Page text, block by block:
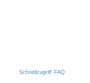
Schnellzugriff FAQ